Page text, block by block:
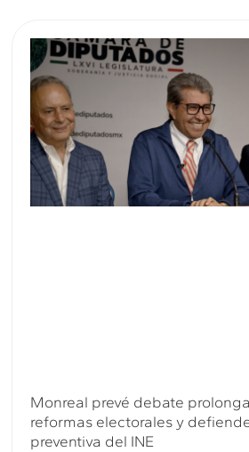
Monreal prevé debate
reformas electorales y
preventiva del INE